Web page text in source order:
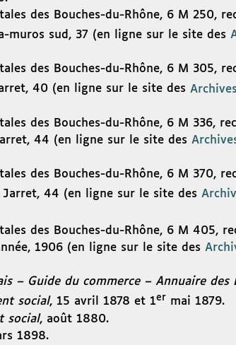
des Bouches-du-Rhône, 6 M 250,
muros sud, 37 (en ligne sur le site des
des Bouches-du-Rhône, 6 M 305,
40 (en ligne sur le site des
des Bouches-du-Rhône, 6 M 336,
44 (en ligne sur le site des
des Bouches-du-Rhône, 6 M 370,
Jarret, 44 (en ligne sur le site des
des Bouches-du-Rhône, 6 M 405,
1906 (en ligne sur le site des
– Guide du commerce – Annuaire des
social, 15 avril 1878 et 1er mai 1879.
social, août 1880.
1898.